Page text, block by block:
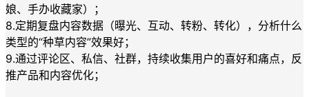
娘、手办收藏家）；
8.定期复盘内容数据（曝光、互动、转粉、转化），分析什么
类型的“种草内容”效果好；
9.通过评论区、私信、社群，持续收集用户的喜好和痛点，反
推产品和内容优化；